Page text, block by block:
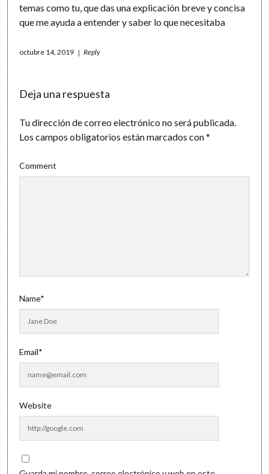
temas como tu, que das una explicación breve y concisa
que me ayuda a entender y saber lo que necesitaba
octubre 14, 2019 Reply
Deja una respuesta
Tu dirección de correo electrónico no será publicada.
Los campos obligatorios están marcados con*
Comment
Name*
Email*
Website